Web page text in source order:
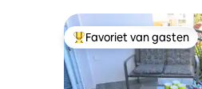
Topfavoriet van gasten
Favoriet van gasten